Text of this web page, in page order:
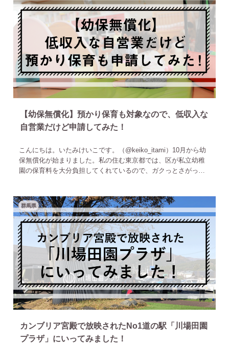
【幼保無償化】預かり保育も対象なので、低収入な
自営業だけど申請してみた！
こんにちは。いたみけいこです。（@keiko_itami）10月から幼
保無償化が始まりました。私の住む東京都では、区が私立幼稚
園の保育料を大分負担してくれているので、ガクっとさがった
群馬県
カンブリア宮殿で放映されたNo1道の駅「川場田園
プラザ」にいってみました！